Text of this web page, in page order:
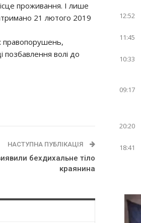
проживання. І лише
21 лютого 2019
правопорушень,
позбавлення волі до
НАСТУПНА ПУБЛІКАЦІЯ
бехдихальне тіло
краянина
12:52
11:45
10:33
09:17
20:20
18:41